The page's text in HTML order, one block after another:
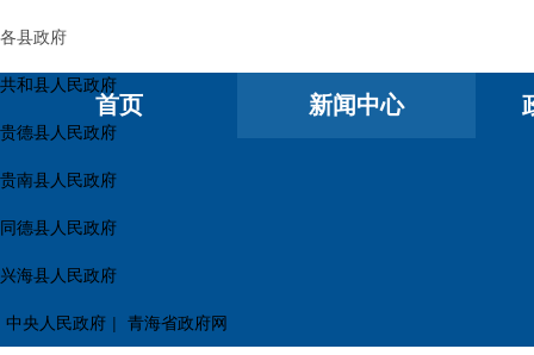
各县政府
共和县人民政府
贵德县人民政府
贵南县人民政府
同德县人民政府
兴海县人民政府
中央人民政府 | 青海省政府网
首页 新闻中心